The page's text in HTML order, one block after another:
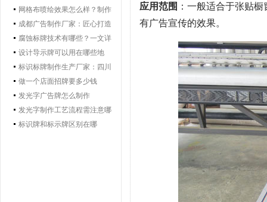
品牌形象与空间效率
息董事长马万炯先生一行莅临
028广告制作集团交流赋能】
网格布喷绘效果怎么样？制作
工艺要点核心优势
成都广告制作厂家：匠心打造
城市视觉新名片
腐蚀标牌技术有哪些？一文详
解行业主流工艺与应用
设计导示牌可以用在哪些地
方？
标识标牌制作生产厂家：四川
零贰捌广告公司的匠心之路
做一个店面招牌要多少钱
发光字广告牌怎么制作
发光字制作工艺流程需注意哪
些
标识牌和标示牌区别在哪
应用范围 ：一般适合于张贴
有广告宣传的效果。